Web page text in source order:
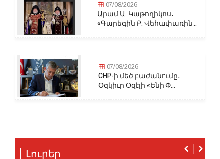
07/08/2026
Արամ Ա. Կաթողիկոս․
«Գարեգին Բ. Վեհափառին...
07/08/2026
CHP-ի մեծ բաժանումը․
Օզկիւր Օզէլի «Ենի Փ...
Լուրեր